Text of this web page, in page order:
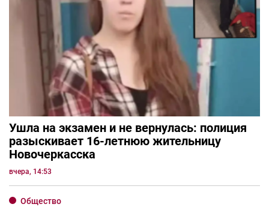
Ушла на экзамен и не вернулась: полиция
разыскивает 16-летнюю жительницу
Новочеркасска
вчера, 14:53
Общество